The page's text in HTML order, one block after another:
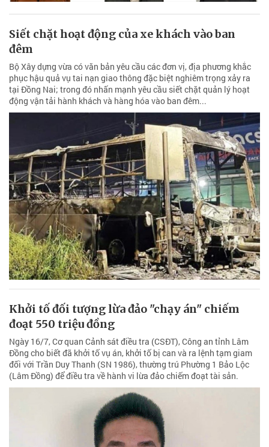
Siết chặt hoạt động của xe khách vào ban
đêm
Bộ Xây dựng vừa có văn bản yêu cầu các đơn vị, địa phương khắc
phục hậu quả vụ tai nạn giao thông đặc biệt nghiêm trọng xảy ra
tại Đồng Nai; trong đó nhấn mạnh yêu cầu siết chặt quản lý hoạt
động vận tải hành khách và hàng hóa vào ban đêm...
Khởi tố đối tượng lừa đảo "chạy án" chiếm
đoạt 550 triệu đồng
Ngày 16/7, Cơ quan Cảnh sát điều tra (CSĐT), Công an tỉnh Lâm
Đồng cho biết đã khởi tố vụ án, khởi tố bị can và ra lệnh tạm giam
đối với Trần Duy Thanh (SN 1986), thường trú Phường 1 Bảo Lộc
(Lâm Đồng) để điều tra về hành vi lừa đảo chiếm đoạt tài sản.